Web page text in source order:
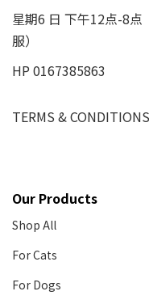
星期6 日 下午12点-8点
服）
HP 0167385863
TERMS & CONDITIONS
Our Products
Shop All
For Cats
For Dogs